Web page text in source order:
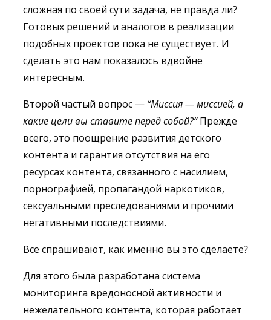
сложная по своей сути задача, не правда ли?
Готовых решений и аналогов в реализации
подобных проектов пока не существует. И
сделать это нам показалось вдвойне
интересным.
Второй частый вопрос — “Миссия — миссией, а
какие цели вы ставите перед собой?”Прежде
всего, это поощрение развития детского
контента и гарантия отсутствия на его
ресурсах контента, связанного с насилием,
порнографией, пропагандой наркотиков,
сексуальными преследованиями и прочими
негативными последствиями.
Все спрашивают, как именно вы это сделаете?
Для этого была разработана система
мониторинга вредоносной активности и
нежелательного контента, которая работает